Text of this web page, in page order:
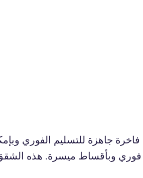
جاهزة للتسليم الفوري
فوري وبأقساط ميسرة. هذه